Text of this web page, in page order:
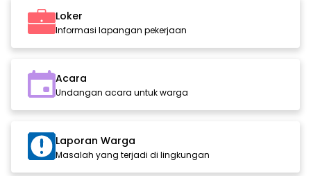
Loker
Informasi lapangan pekerjaan
Acara
Undangan acara untuk warga
Laporan Warga
Masalah yang terjadi di lingkungan